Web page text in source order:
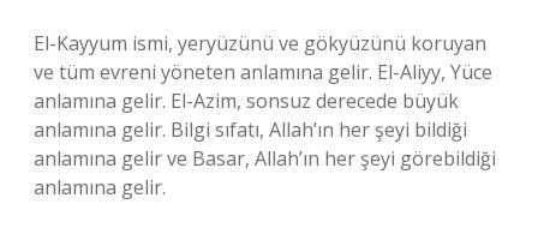
El-Kayyum ismi, yeryüzünü ve gökyüzünü koruyan
ve tüm evreni yöneten anlamına gelir. El-Aliyy, Yüce
anlamına gelir. El-Azim, sonsuz derecede büyük
anlamına gelir. Bilgi sıfatı, Allah’ın her şeyi bildiği
anlamına gelir ve Basar, Allah’ın her şeyi görebildiği
anlamına gelir.